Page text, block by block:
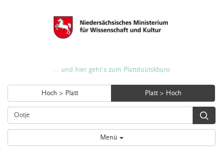
... und hier geht's zum Plattdüütskbüro
Hoch > Platt Platt > Hoch
Menü